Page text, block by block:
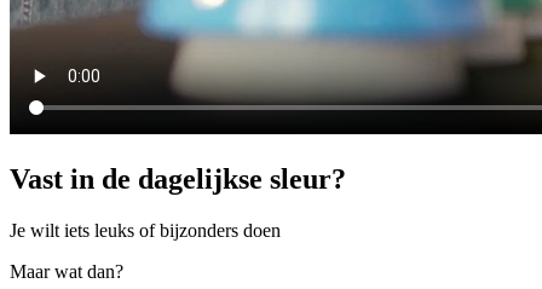
Vast in de dagelijkse sleur?
Je wilt iets leuks of bijzonders doen
Maar wat dan?